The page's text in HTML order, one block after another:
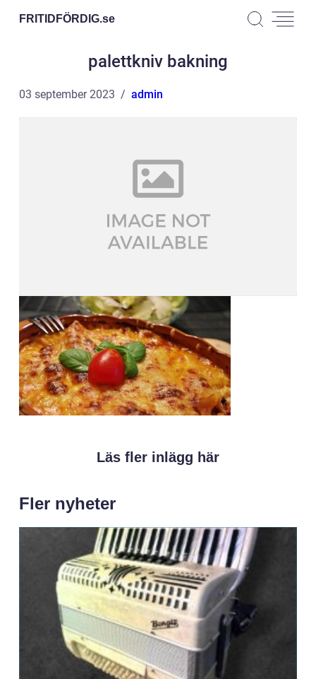
FRITIDFÖRDIG.se
palettkniv bakning
03 september 2023 admin
Läs fler inlägg här
Fler nyheter